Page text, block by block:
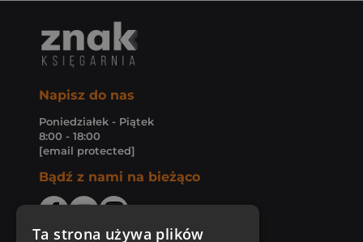
Napisz do nas
Poniedziałek - Piątek
8:00 - 18:00
[email protected]
Bądź z nami na bieżąco
Ta strona używa plików